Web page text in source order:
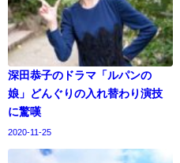
深田恭子のドラマ「ルパンの
娘」どんぐりの入れ替わり演技
に驚嘆
2020-11-25